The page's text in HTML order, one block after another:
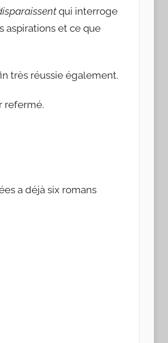
qui interroge
aspirations et ce que
très réussie également.
refermé.
a déjà six romans